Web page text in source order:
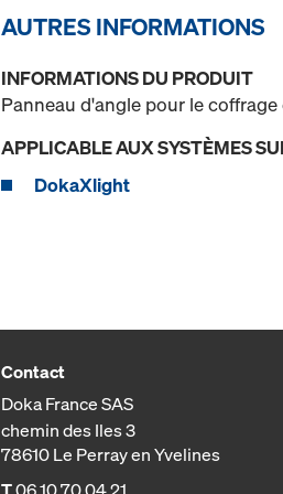
AUTRES INFORMATIONS
INFORMATIONS DU PRODUIT
Panneau d'angle pour le
APPLICABLE AUX SYSTÈMES
DokaXlight
Contact
Doka France SAS
chemin des Iles 3
78610 Le Perray en Yvelines